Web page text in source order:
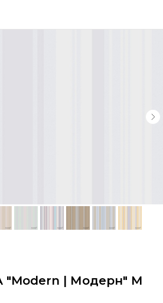
"Modern | Модерн" M